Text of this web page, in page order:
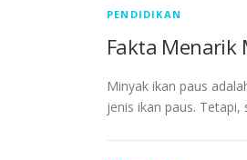
PENDIDIKAN
Fakta Menarik
Minyak ikan paus
jenis ikan paus.